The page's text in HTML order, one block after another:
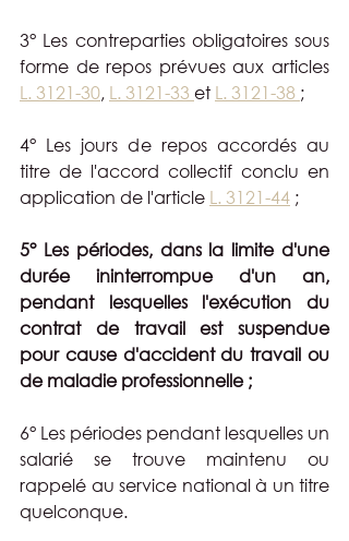
3° Les contreparties obligatoires sous
L. 3121-30, L. 3121-33 et L. 3121-38 ;
4° Les jours de repos accordés au
titre de l'accord collectif conclu en
application de l'article L. 3121-44 ;
5° Les périodes, dans la limite d'une
durée ininterrompue d'un an,
pendant lesquelles l'exécution du
contrat de travail est suspendue
pour cause d'accident du travail ou
de maladie professionnelle ;
6° Les périodes pendant lesquelles un
salarié se trouve maintenu ou
rappelé au service national à un titre
quelconque.